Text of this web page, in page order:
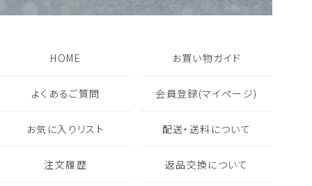
HOME お買い物ガイド
よくあるご質問 会員登録(マイページ)
お気に入りリスト 配送・送料について
注文履歴 返品交換について